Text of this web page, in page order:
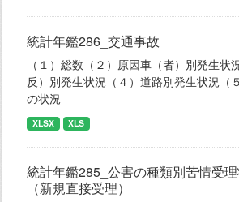
統計年鑑286_交通事故
（１）総数（２）原因車（者）別発生状
反）別発生状況（４）道路別発生状況（
の状況
XLSX XLS
統計年鑑285_公害の種類別苦情受
（新規直接受理）